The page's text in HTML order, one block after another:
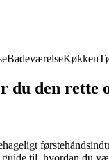
BadeværelseKøkken
du den rette
til, hvordan du